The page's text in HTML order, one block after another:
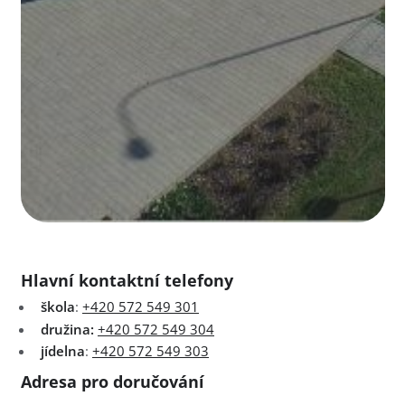
Hlavní kontaktní telefony
škola: +420 572 549 301
družina: +420 572 549 304
jídelna: +420 572 549 303
Adresa pro doručování